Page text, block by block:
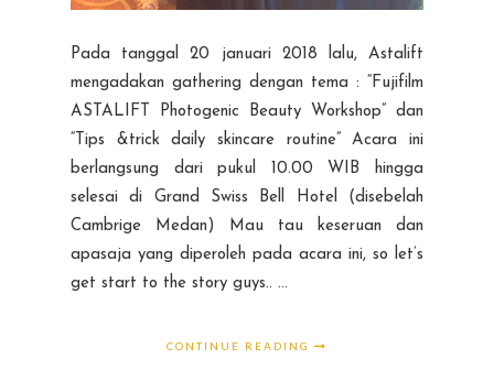
Pada tanggal 20 januari 2018 lalu, Astalift
mengadakan gathering dengan tema : “Fujifilm
ASTALIFT Photogenic Beauty Workshop” dan
“Tips &trick daily skincare routine” Acara ini
berlangsung dari pukul 10.00 WIB hingga
selesai di Grand Swiss Bell Hotel (disebelah
Cambrige Medan) Mau tau keseruan dan
apasaja yang diperoleh pada acara ini, so let’s
get start to the story guys.. ...
CONTINUE READING